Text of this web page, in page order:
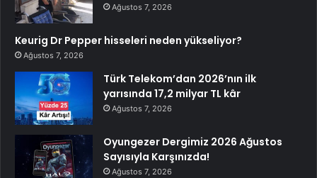
Ağustos 7, 2026
Keurig Dr Pepper hisseleri neden yükseliyor?
Ağustos 7, 2026
Türk Telekom’dan 2026’nın ilk
yarısında 17,2 milyar TL kâr
Ağustos 7, 2026
Oyungezer Dergimiz 2026 Ağustos
Sayısıyla Karşınızda!
Ağustos 7, 2026